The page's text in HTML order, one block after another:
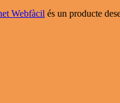
Webfàcil és un producte